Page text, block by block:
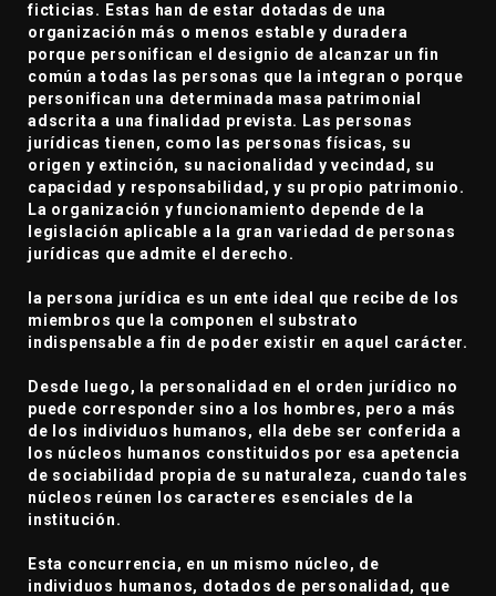
ficticias. Estas han de estar dotadas de una
organización más o menos estable y duradera
porque personifican el designio de alcanzar un fin
común a todas las personas que la integran o porque
personifican una determinada masa patrimonial
adscrita a una finalidad prevista. Las personas
jurídicas tienen, como las personas físicas, su
origen y extinción, su nacionalidad y vecindad, su
capacidad y responsabilidad, y su propio patrimonio.
La organización y funcionamiento depende de la
legislación aplicable a la gran variedad de personas
jurídicas que admite el derecho.
la persona jurídica es un ente ideal que recibe de los
miembros que la componen el substrato
indispensable a fin de poder existir en aquel carácter.
Desde luego, la personalidad en el orden jurídico no
puede corresponder sino a los hombres, pero a más
de los individuos humanos, ella debe ser conferida a
los núcleos humanos constituidos por esa apetencia
de sociabilidad propia de su naturaleza, cuando tales
núcleos reúnen los caracteres esenciales de la
institución.
Esta concurrencia, en un mismo núcleo, de
individuos humanos, dotados de personalidad, que